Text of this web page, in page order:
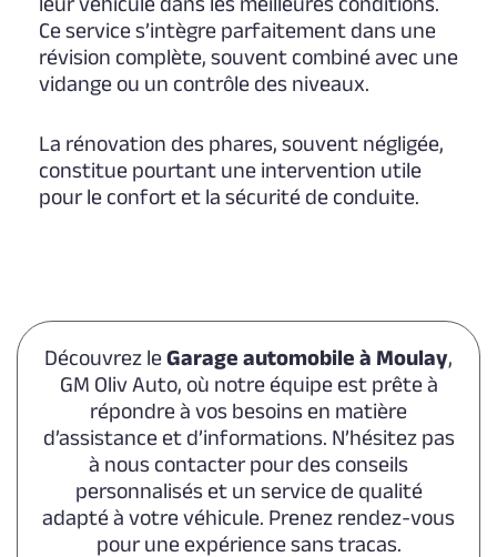
Ce service s’intègre parfaitement dans une
révision complète, souvent combiné avec une
vidange ou un contrôle des niveaux.
La rénovation des phares, souvent négligée,
constitue pourtant une intervention utile
pour le confort et la sécurité de conduite.
Découvrez leGarage automobile à Moulay,
GM Oliv Auto, où notre équipe est prête à
répondre à vos besoins en matière
d’assistance et d’informations. N’hésitez pas
à nous contacter pour des conseils
personnalisés et un service de qualité
adapté à votre véhicule. Prenez rendez-vous
pour une expérience sans tracas.